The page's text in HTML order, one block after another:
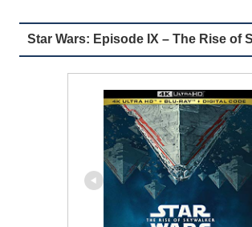
Star Wars: Episode IX – The Rise of